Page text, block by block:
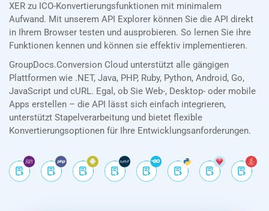
XER zu ICO-Konvertierungsfunktionen mit minimalem
Aufwand. Mit unserem API Explorer können Sie die API direkt
in Ihrem Browser testen und ausprobieren. So lernen Sie ihre
Funktionen kennen und können sie effektiv implementieren.
GroupDocs.Conversion Cloud unterstützt alle gängigen
Plattformen wie .NET, Java, PHP, Ruby, Python, Android, Go,
JavaScript und cURL. Egal, ob Sie Web-, Desktop- oder mobile
Apps erstellen – die API lässt sich einfach integrieren,
unterstützt Stapelverarbeitung und bietet flexible
Konvertierungsoptionen für Ihre Entwicklungsanforderungen.